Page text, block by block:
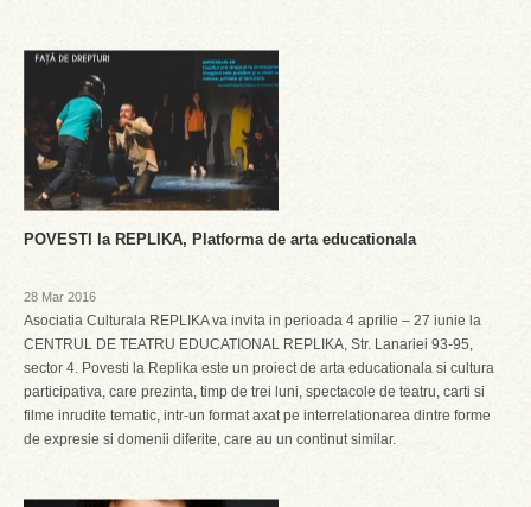
POVESTI la REPLIKA, Platforma de arta educationala
28 Mar 2016
Asociatia Culturala REPLIKA va invita in perioada 4 aprilie – 27 iunie la
CENTRUL DE TEATRU EDUCATIONAL REPLIKA, Str. Lanariei 93-95,
sector 4. Povesti la Replika este un proiect de arta educationala si cultura
participativa, care prezinta, timp de trei luni, spectacole de teatru, carti si
filme inrudite tematic, intr-un format axat pe interrelationarea dintre forme
de expresie si domenii diferite, care au un continut similar.